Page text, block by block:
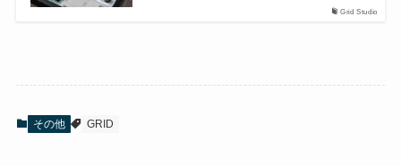
Grid Studio
その他 GRID